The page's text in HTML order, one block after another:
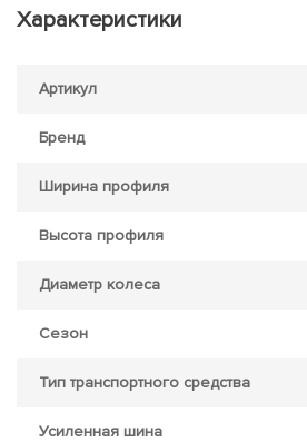
Характеристики
Артикул
Бренд
Ширина профиля
Высота профиля
Диаметр колеса
Сезон
Тип транспортного средства
Усиленная шина